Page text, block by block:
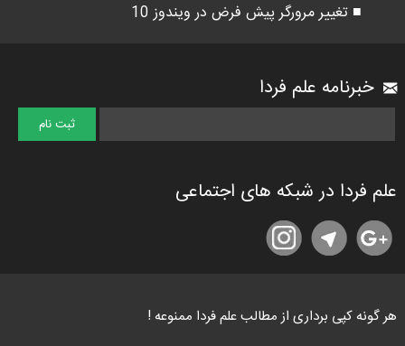
■ تغییر مرورگر پیش فرض در ویندوز 10
خبرنامه علم فردا
علم فردا در شبکه های اجتماعی
هر گونه کپی برداری از مطالب علم فردا ممنوعه !